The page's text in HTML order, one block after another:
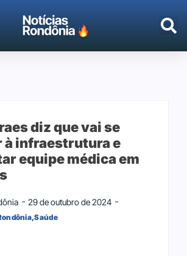
diz que vai se
à infraestrutura e
equipe médica em
29 de outubro de 2024
,Saúde